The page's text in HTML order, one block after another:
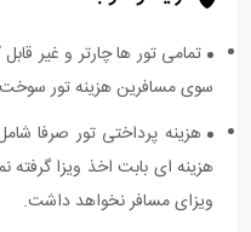
تمامی تور ها چارتر و غیر
سوی مسافرین هزینه تور
هزینه پرداختی تور صرفا
هزینه ای بابت اخذ ویزا
ویزای مسافر نخواهد داشت.